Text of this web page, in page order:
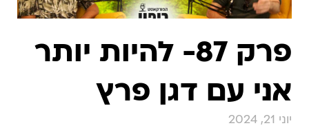
פרק 87- להיות יותר
אני עם דגן פרץ
יוני 21, 2024